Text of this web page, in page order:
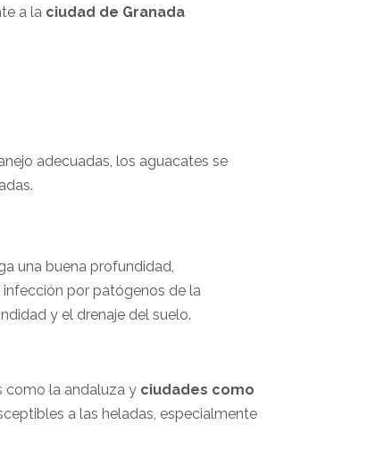
a la ciudad de Granada
adecuadas, los aguacates se
una buena profundidad,
por patógenos de la
y el drenaje del suelo.
como la andaluza y ciudades como
a las heladas, especialmente